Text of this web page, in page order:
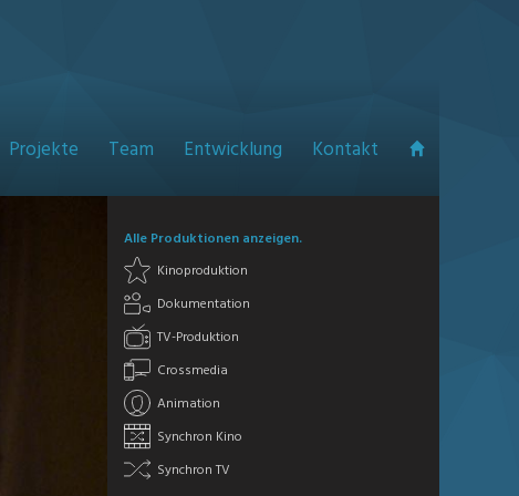
Projekte Team Entwicklung Kontakt
Alle Produktionen anzeigen.
Kinoproduktion
Dokumentation
TV-Produktion
Crossmedia
Animation
Synchron Kino
Synchron TV